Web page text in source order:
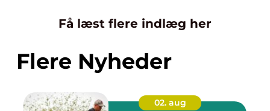
Få læst flere indlæg her
Flere Nyheder
02. aug